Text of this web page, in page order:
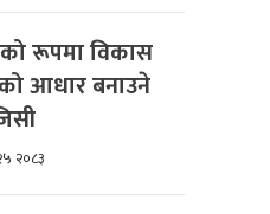
रूपमा विकास
आधार बनाउने
२०८३